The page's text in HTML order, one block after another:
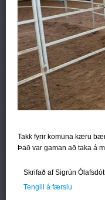
Takk fyrir komuna kæru
Það var gaman að taka á
Skrifað af Sigrún
Tengill á færslu